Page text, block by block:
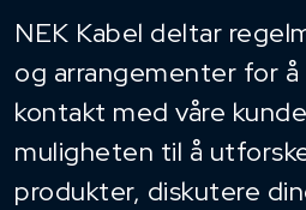
NEK Kabel deltar
og arrangementer for
kontakt med våre
muligheten til å
produkter, diskutere